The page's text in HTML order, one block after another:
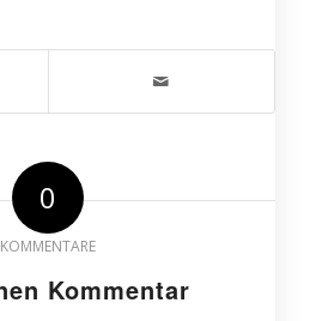
0
KOMMENTARE
Kommentar